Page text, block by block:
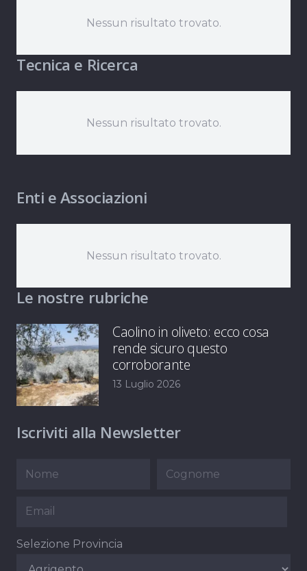
Nessun risultato trovato.
Tecnica e Ricerca
Nessun risultato trovato.
Enti e Associazioni
Nessun risultato trovato.
Le nostre rubriche
Caolino in oliveto: ecco cosa
rende sicuro questo
corroborante
13 Luglio 2026
Iscriviti alla Newsletter
Selezione Provincia